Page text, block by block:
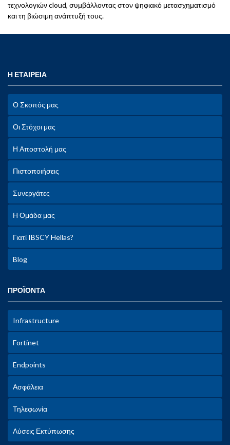
τεχνολογιών cloud, συμβάλλοντας στον ψηφιακό μετασχηματισμό
και τη βιώσιμη ανάπτυξή τους.
Η ΕΤΑΙΡΕΙΑ
Ο Σκοπός μας
Οι Στόχοι μας
Η Αποστολή μας
Πιστοποιήσεις
Συνεργάτες
Η Ομάδα μας
Γιατί IBSCY Hellas?
Blog
ΠΡΟΪΟΝΤΑ
Infrastructure
Fortinet
Endpoints
Ασφάλεια
Τηλεφωνία
Λύσεις Εκτύπωσης